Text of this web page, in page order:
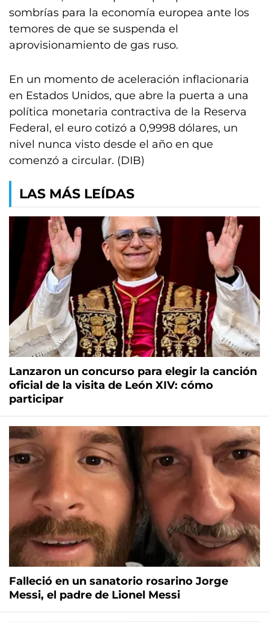
sombrías para la economía europea ante los
temores de que se suspenda el
aprovisionamiento de gas ruso.
En un momento de aceleración inflacionaria
en Estados Unidos, que abre la puerta a una
política monetaria contractiva de la Reserva
Federal, el euro cotizó a 0,9998 dólares, un
nivel nunca visto desde el año en que
comenzó a circular. (DIB)
LAS MÁS LEÍDAS
Lanzaron un concurso para elegir la canción
oficial de la visita de León XIV: cómo
participar
Falleció en un sanatorio rosarino Jorge
Messi, el padre de Lionel Messi